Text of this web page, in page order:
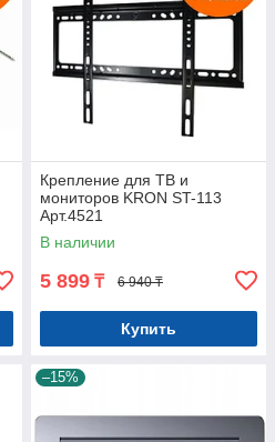
Крепление для ТВ и
мониторов KRON ST-113
Арт.4521
В наличии
5 899 ₸ 6 940 ₸
Купить
–15%